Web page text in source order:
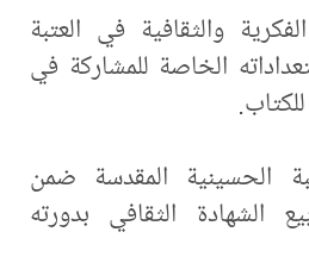
والثقافية في العتبة
الخاصة للمشاركة في
الحسينية المقدسة ضمن
الشهادة الثقافي بدورته